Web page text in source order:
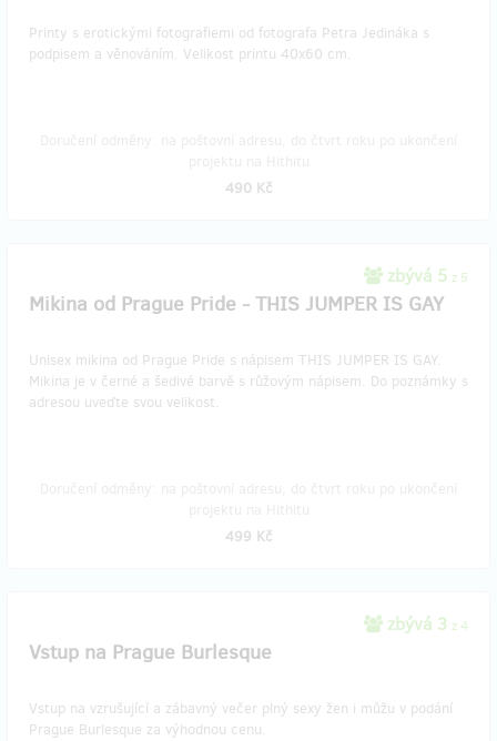
Printy s erotickými fotografiemi od fotografa Petra Jedináka s
podpisem a věnováním. Velikost printu 40x60 cm.
490 Kč
zbývá 5 z 5
Mikina od Prague Pride - THIS JUMPER IS GAY
Unisex mikina od Prague Pride s nápisem THIS JUMPER IS GAY.
Mikina je v černé a šedivé barvě s růžovým nápisem. Do poznámky s
adresou uveďte svou velikost.
499 Kč
zbývá 3 z 4
Vstup na Prague Burlesque
Vstup na vzrušující a zábavný večer plný sexy žen i můžu v podání
Prague Burlesque za výhodnou cenu.